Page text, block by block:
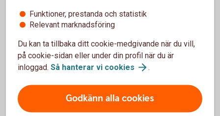
chatta med vår virtuella assistent eller ringa oss.
Chatta med vår virtuella assistent
Ring 0771-23 00 23 och få hjälp med BankID
Funktioner, prestanda och statistik
Relevant marknadsföring
Du kan ta tillbaka ditt cookie-medgivande när du vill,
på cookie-sidan eller under din profil när du är
inloggad. Så hanterar vi cookies .
Godkänn alla cookies